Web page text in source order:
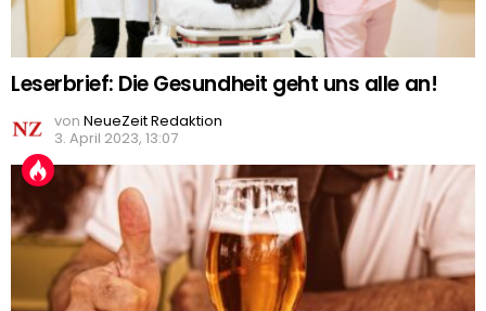
Leserbrief: Die Gesundheit geht uns alle an!
von NeueZeit Redaktion
3. April 2023, 13:07